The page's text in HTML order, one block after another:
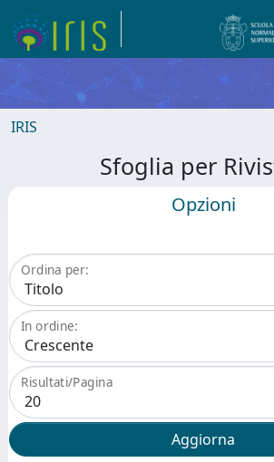
IRIS
Sfoglia per
Opzioni
Ordina per:
In ordine:
Risultati/Pagina